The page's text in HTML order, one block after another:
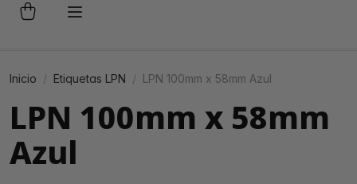
Inicio Etiquetas LPN LPN 100mm x 58mm Azul
LPN 100mm x 58mm
Azul